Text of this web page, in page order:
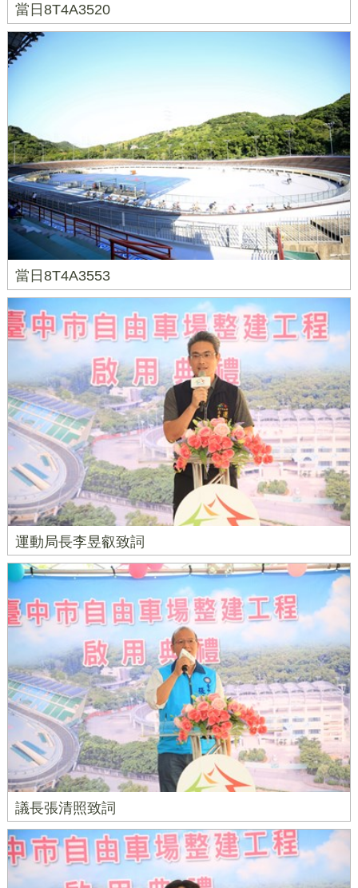
當日8T4A3520
當日8T4A3553
運動局長李昱叡致詞
議長張清照致詞